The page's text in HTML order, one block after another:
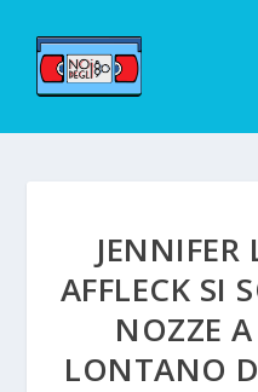
JENNIFER
AFFLECK SI
NOZZE
LONTANO